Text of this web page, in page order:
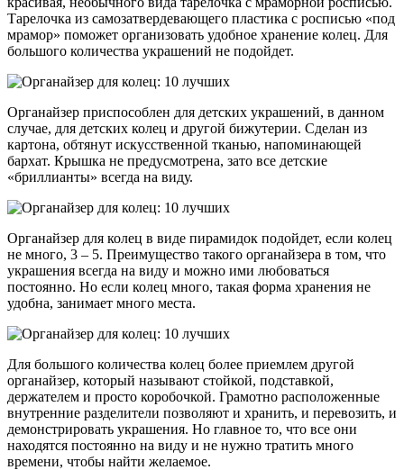
Тарелочка из самозатвердевающего пластика с росписью «под
мрамор» поможет организовать удобное хранение колец. Для
большого количества украшений не подойдет.
Органайзер приспособлен для детских украшений, в данном
случае, для детских колец и другой бижутерии. Сделан из
картона, обтянут искусственной тканью, напоминающей
бархат. Крышка не предусмотрена, зато все детские
«бриллианты» всегда на виду.
Органайзер для колец в виде пирамидок подойдет, если колец
не много, 3 – 5. Преимущество такого органайзера в том, что
украшения всегда на виду и можно ими любоваться
постоянно. Но если колец много, такая форма хранения не
удобна, занимает много места.
Для большого количества колец более приемлем другой
органайзер, который называют стойкой, подставкой,
держателем и просто коробочкой. Грамотно расположенные
внутренние разделители позволяют и хранить, и перевозить, и
демонстрировать украшения. Но главное то, что все они
находятся постоянно на виду и не нужно тратить много
времени, чтобы найти желаемое.